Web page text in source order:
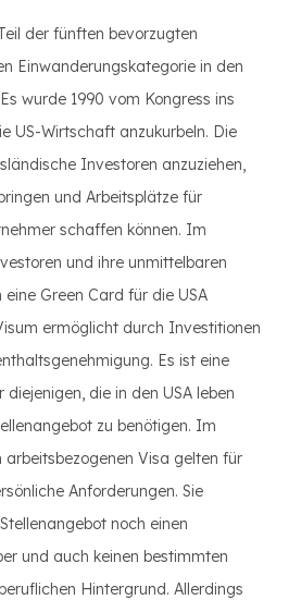
der fünften bevorzugten
Einwanderungskategorie in den
wurde 1990 vom Kongress ins
US-Wirtschaft anzukurbeln. Die
Investoren anzuziehen,
und Arbeitsplätze für
schaffen können. Im
und ihre unmittelbaren
Green Card für die USA
ermöglicht durch Investitionen
Es ist eine
die in den USA leben
zu benötigen. Im
arbeitsbezogenen Visa gelten für
Anforderungen. Sie
noch einen
und auch keinen bestimmten
Hintergrund. Allerdings